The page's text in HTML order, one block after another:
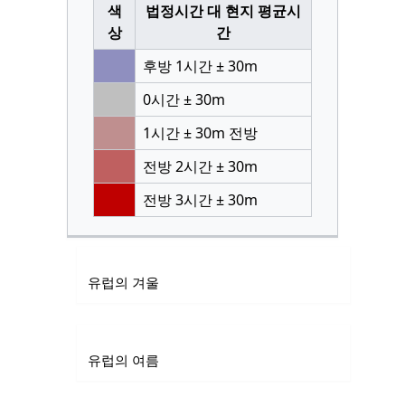
색
상
법정시간 대 현지 평균시
간
후방 1시간 ± 30m
0시간 ± 30m
1시간 ± 30m 전방
전방 2시간 ± 30m
전방 3시간 ± 30m
유럽의 겨울
유럽의 여름